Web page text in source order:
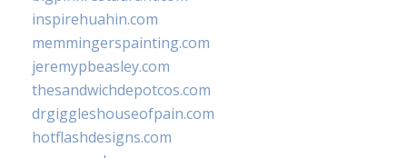
inspirehuahin.com
memmingerspainting.com
jeremypbeasley.com
thesandwichdepotcos.com
drgiggleshouseofpain.com
hotflashdesigns.com